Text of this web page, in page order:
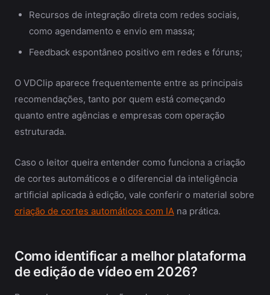
Recursos de integração direta com redes sociais,
como agendamento e envio em massa;
Feedback espontâneo positivo em redes e fóruns;
O VDClip aparece frequentemente entre as principais
recomendações, tanto por quem está começando
quanto entre agências e empresas com operação
estruturada.
Caso o leitor queira entender como funciona a criação
de cortes automáticos e o diferencial da inteligência
artificial aplicada à edição, vale conferir o material sobre
criação de cortes automáticos com IA na prática.
Como identificar a melhor plataforma
de edição de vídeo em 2026?